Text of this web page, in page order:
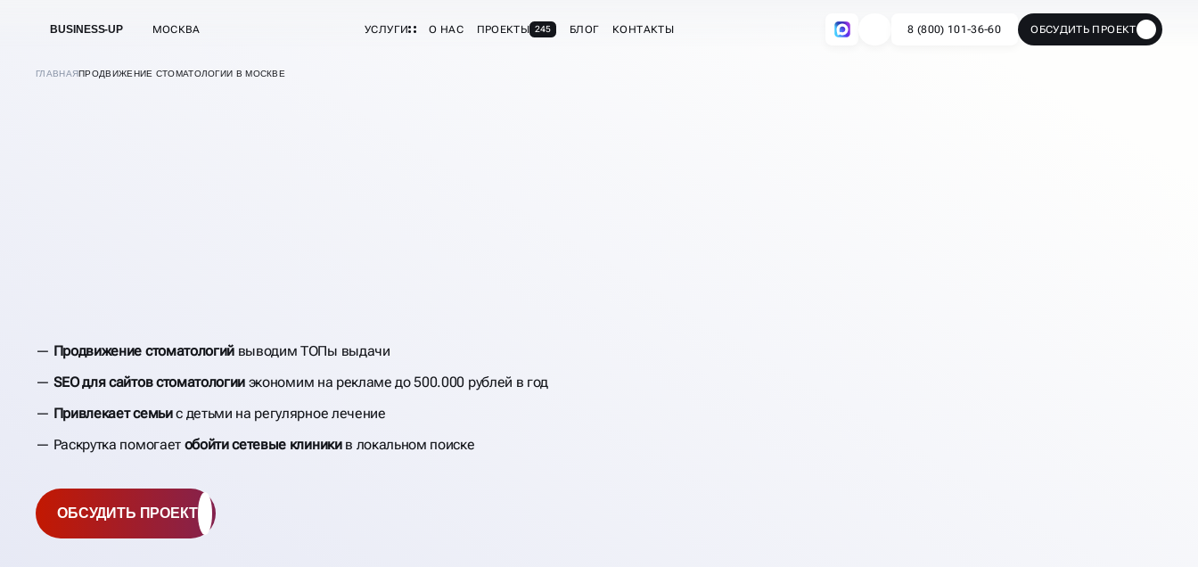
BUSINESS-UP МОСКВА УСЛУГИ О НАС ПРОЕКТЫ 245 БЛОГ КОНТАКТЫ 8 (800) 101-36-60 ОБСУДИТЬ ПРОЕКТ
ГЛАВНАЯПРОДВИЖЕНИЕ СТОМАТОЛОГИИ В МОСКВЕ
ПРОДВИЖЕНИЕ
СТОМАТОЛОГИИ
Продвижение стоматологий выводим ТОПы выдачи
SEO для сайтов стоматологии экономим на рекламе до 500.000 рублей в год
Привлекает семьис детьми на регулярное лечение
Раскрутка помогает обойти сетевые клиникив локальном поиске
ОБСУДИТЬ ПРОЕКТ